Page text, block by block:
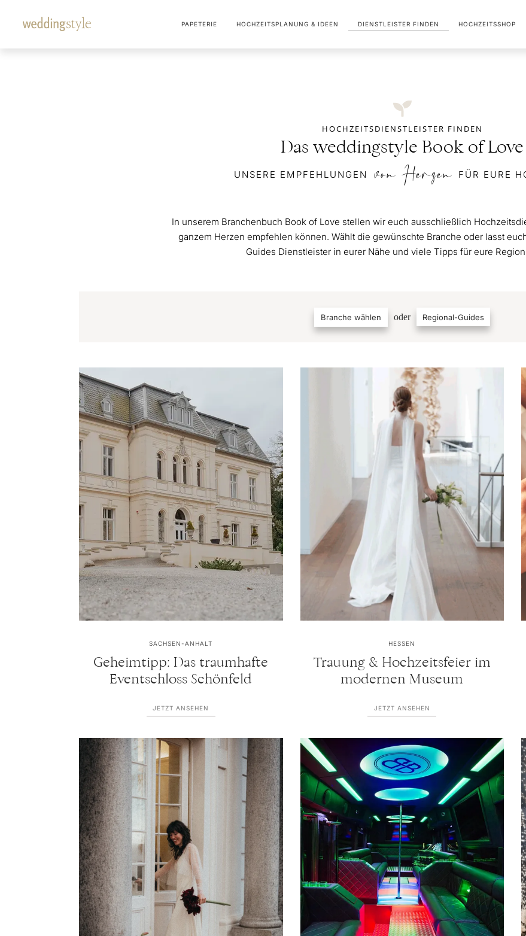
PAPETERIE HOCHZEITSPLANUNG & IDEEN DIENSTLEISTER FINDEN HOCHZEITSSHOP
HOCHZEITSDIENSTLEISTER FINDEN
Das weddingstyle Book of Love
UNSERE EMPFEHLUNGEN von Herzen FÜR EURE
In unserem Branchenbuch Book of Love stellen wir euch ausschließlich
ganzem Herzen empfehlen können. Wählt die gewünschte Branche oder lasst
Guides Dienstleister in eurer Nähe und viele Tipps für eure
Branche wählen oder Regional-Guides
SACHSEN-ANHALT
Geheimtipp: Das traumhafte
Eventschloss Schönfeld
JETZT ANSEHEN
HESSEN
Trauung & Hochzeitsfeier im
modernen Museum
JETZT ANSEHEN